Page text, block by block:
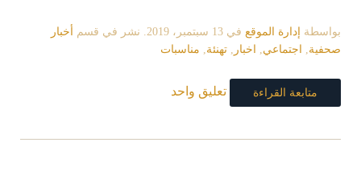
بواسطة إدارة الموقع في 13 سبتمبر، 2019 . نشر في قسم
أخبار
صحفية, اجتماعي, اخبار , تهنئة, مناسبات
متابعة القراءة تعليق واحد